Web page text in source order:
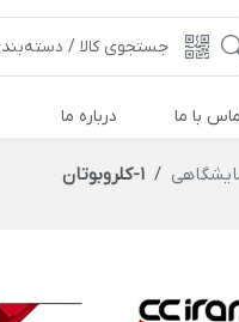
با ما درباره ما
1-کلروبوتان